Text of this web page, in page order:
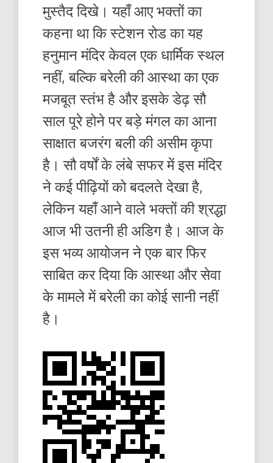
मुस्तैद दिखे। यहाँ आए भक्तों का
कहना था कि स्टेशन रोड का यह
हनुमान मंदिर केवल एक धार्मिक स्थल
नहीं, बल्कि बरेली की आस्था का एक
मजबूत स्तंभ है और इसके डेढ़ सौ
साल पूरे होने पर बड़े मंगल का आना
साक्षात बजरंग बली की असीम कृपा
है। सौ वर्षों के लंबे सफर में इस मंदिर
ने कई पीढ़ियों को बदलते देखा है,
लेकिन यहाँ आने वाले भक्तों की श्रद्धा
आज भी उतनी ही अडिग है। आज के
इस भव्य आयोजन ने एक बार फिर
साबित कर दिया कि आस्था और सेवा
के मामले में बरेली का कोई सानी नहीं
है।